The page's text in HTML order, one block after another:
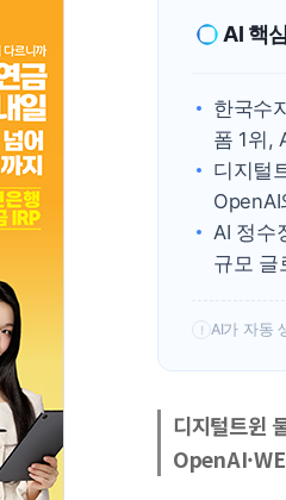
AI 핵
한국수
폼 1위,
디지털
AI 정수
규모 글
! AI가 자동
디지털트윈